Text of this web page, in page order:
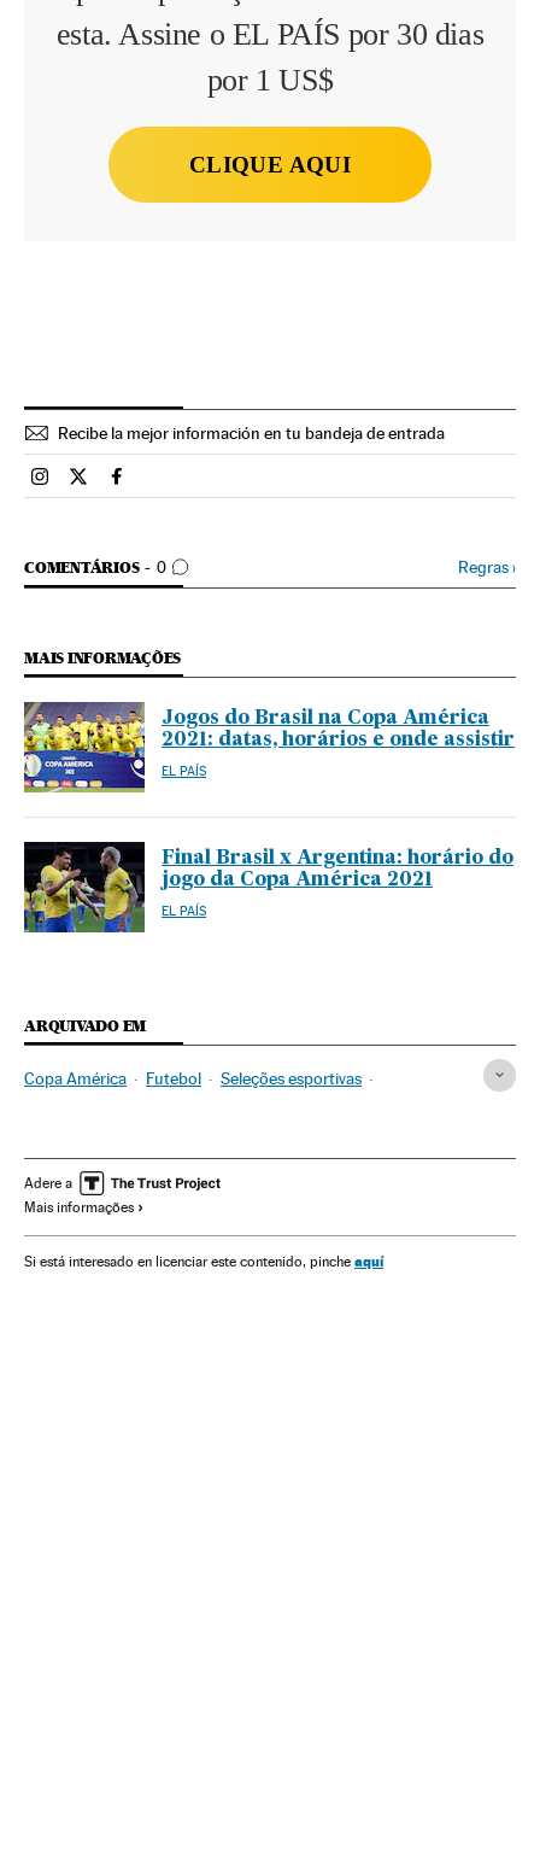
esta. Assine o EL PAÍS por 30 dias
por 1 US$
CLIQUE AQUI
Recibe la mejor información en tu bandeja de entrada
Esportes El País Brasil en Instagram
Esportes El País Brasil en Twitter
Esportes El País Brasil en Facebook
COMENTÁRIOS 0
COMENTÁRIOS Regras›
MAIS INFORMAÇÕES
Jogos do Brasil na Copa América
2021: datas, horários e onde assistir
EL PAÍS
Final Brasil x Argentina: horário do
jogo da Copa América 2021
EL PAÍS
ARQUIVADO EM
Copa América Futebol Seleções esportivas
Seleção Brasileira Seleção Brasileira Futebol
Adenor Bacchi 'Tite'
Adere a
Mais informações
Si está interesado en licenciar este contenido, pinche aquí